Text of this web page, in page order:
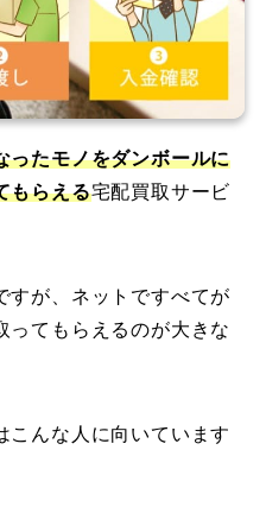
ったモノをダンボールに
もらえる宅配買取サービ
すが、ネットですべてが
ってもらえるのが大きな
こんな人に向いています